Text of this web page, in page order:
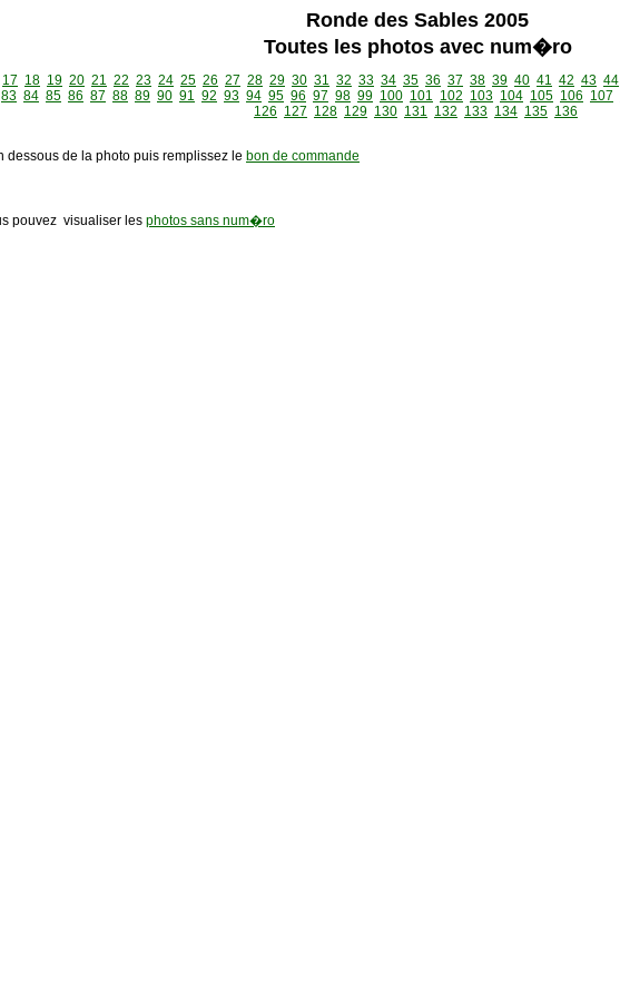
Ronde des Sables 2005
Toutes les photos avec num�ro
17 18 19 20 21 22 23 24 25 26 27 28 29 30 31 32 33 34 35 36 37 38 39 40 41 42 43 44
83 84 85 86 87 88 89 90 91 92 93 94 95 96 97 98 99 100 101 102 103 104 105 106 107
126 127 128 129 130 131 132 133 134 135 136
de la photo puis remplissez le bon de commande
pouvez visualiser les photos sans num�ro